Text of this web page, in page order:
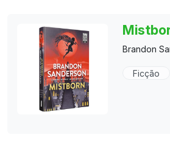
Brandon
Ficção